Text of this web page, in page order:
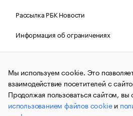
Рассылка РБК Новости
Информация об ограничениях
Правовая информация
О
© АО «РОСБИЗНЕСКОНСАЛТИНГ»,
и материалы информационного
(зарегистрировано Федеральной
связи, информационных технологий
коммуникаций (Роскомнадзор)
№ФС77-63848) сопровождаются
Мы используем cookie. Это
взаимодействие посетителей с
Продолжая пользоваться сайтом, вы
использованием файлов cookieи